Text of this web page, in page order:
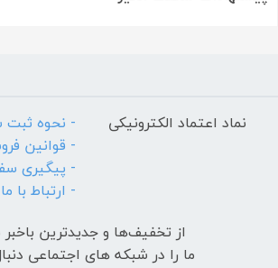
نماد اعتماد الکترونیکی
- نحوه
- قوانین
- پیگیری
- ارتباط با ما
از تخفیف‌ها و جدیدترین‌
ما را در شبکه های اجتماعی